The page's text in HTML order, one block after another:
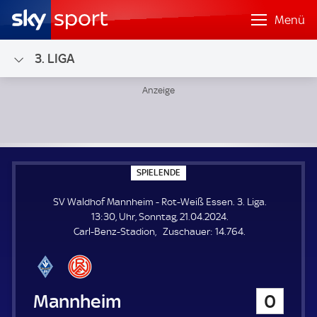
Menü
3. LIGA
SPIELENDE
P
E
L
E
N
SV Waldhof Mannheim - Rot-Weiß Essen. 3. Liga.
13:30, Uhr, Sonntag, 21.04.2024.
Carl-Benz-Stadion
Zuschauer: Z
14.764.
SV Waldhof Mannheim
0